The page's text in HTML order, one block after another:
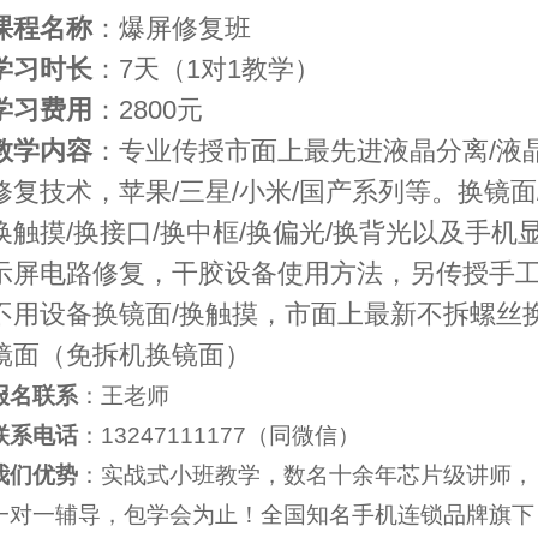
程名称：爆屏修复班
习时长 ：7天（1对1教学）
习费用 ：2800元
学内容：专业传授市面上最先进液晶分离/液
复技术，苹果/三星/小米/国产系列等。换镜
触摸/换接口/换中框/换偏光/换背光以及手机
屏电路修复，干胶设备使用方法，另传授手
用设备换镜面/换触摸，市面上最新不拆螺丝
面（免拆机换镜面）
名联系：王老师
系电话：13247111177（同微信）
们优势：实战式小班教学，数名十余年芯片级讲师，
对一辅导，包学会为止！全国知名手机连锁品牌旗下